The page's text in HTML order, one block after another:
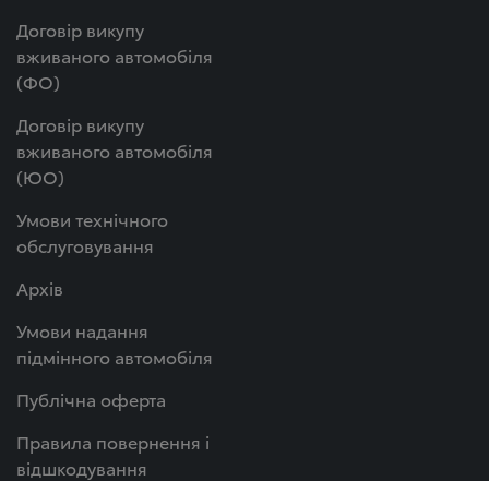
Договір викупу
вживаного автомобіля
(ФО)
Договір викупу
вживаного автомобіля
(ЮО)
Умови технічного
обслуговування
Архів
Умови надання
підмінного автомобіля
Публічна оферта
Правила повернення і
відшкодування